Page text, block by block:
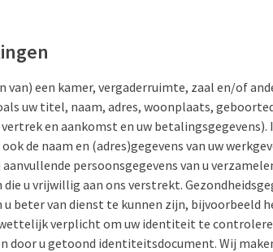
van) een kamer, vergaderruimte, zaal en/of
uw titel, naam, adres, woonplaats,
en aankomst en uw betalingsgegevens).
de naam en (adres)gegevens van uw
persoonsgegevens van u
u vrijwillig aan ons verstrekt.
beter van dienst te kunnen zijn, bijvoorbeeld
verplicht om uw identiteit te
door u getoond identiteitsdocument. Wij